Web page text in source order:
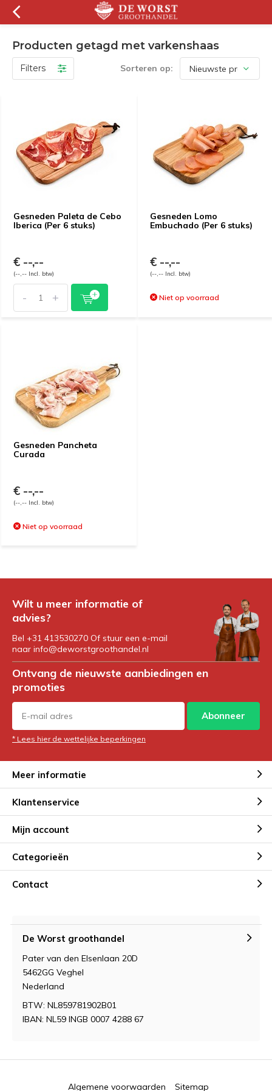
Producten getagd met varkenshaas
Filters Sorteren op:
Gesneden Paleta de Cebo
Iberica (Per 6 stuks)
€ --,--
(--,-- Incl. btw)
- +
Gesneden Lomo
Embuchado (Per 6 stuks)
€ --,--
(--,-- Incl. btw)
Niet op voorraad
Gesneden Pancheta
Curada
€ --,--
(--,-- Incl. btw)
Niet op voorraad
Wilt u meer informatie of
advies?
Bel +31 413530270 Of stuur een e-mail
naar info@deworstgroothandel.nl
Ontvang de nieuwste aanbiedingen en
promoties
Abonneer
* Lees hier de wettelijke beperkingen
Meer informatie
Klantenservice
Mijn account
Categorieën
Contact
De Worst groothandel
Pater van den Elsenlaan 20D
5462GG Veghel
Nederland
BTW: NL859781902B01
IBAN: NL59 INGB 0007 4288 67
Algemene voorwaarden Sitemap